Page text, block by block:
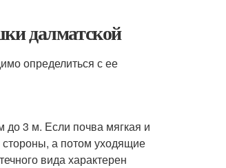
далматской
определиться с ее
3 м. Если почва мягкая и
а потом уходящие
вида характерен